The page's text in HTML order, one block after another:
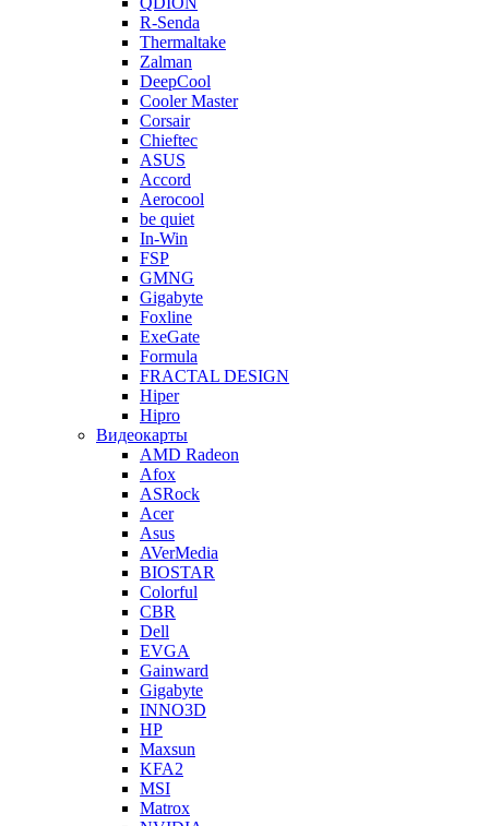
R-Senda
Thermaltake
Zalman
DeepCool
Cooler Master
Corsair
Chieftec
ASUS
Accord
Aerocool
be quiet
In-Win
FSP
GMNG
Gigabyte
Foxline
ExeGate
Formula
FRACTAL DESIGN
Hiper
Hipro
Видеокарты
AMD Radeon
Afox
ASRock
Acer
Asus
AVerMedia
BIOSTAR
Colorful
CBR
Dell
EVGA
Gainward
Gigabyte
INNO3D
HP
Maxsun
KFA2
MSI
Matrox